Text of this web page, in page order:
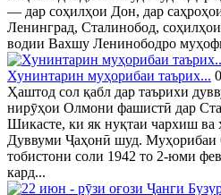
— дар соҳилҳои Дон, дар
Ленинград, Сталинобод,
водии Вахшу Ленинободро
Хунинтарин муҳорибаи таърих...
Ҳаштод сол қабл дар таърихи
нирӯҳои Олмони фашистӣ дар
Шикасте, ки як нуқтаи чархиш ва
Дуввуми Ҷаҳонӣ шуд. Муҳорибаи
тобистони соли 1942 то 2-юми
кард...